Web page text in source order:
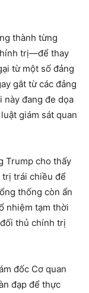
thành từng
trị—để thay
từ một số đảng
gắt từ các đảng
này đang đe dọa
giám sát quan
Trump cho thấy
trị trái chiều để
thống còn ẩn
nhiệm tạm thời
thủ chính trị
đốc Cơ quan
đạp để thực